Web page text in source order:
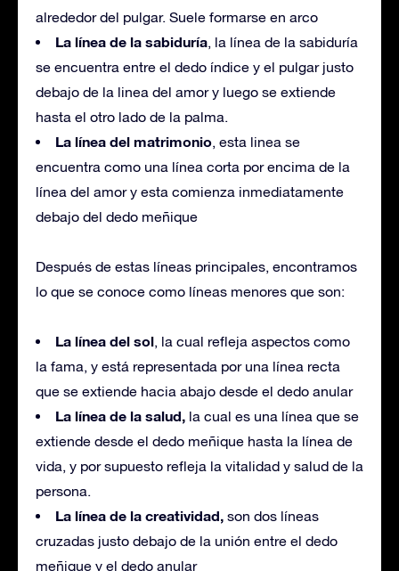
alrededor del pulgar. Suele formarse en arco
La línea de la sabiduría, la línea de la sabiduría
se encuentra entre el dedo índice y el pulgar justo
debajo de la linea del amor y luego se extiende
hasta el otro lado de la palma.
La línea del matrimonio, esta linea se
encuentra como una línea corta por encima de la
línea del amor y esta comienza inmediatamente
debajo del dedo meñique
Después de estas líneas principales, encontramos
lo que se conoce como líneas menores que son:
La línea del sol, la cual refleja aspectos como
la fama, y está representada por una línea recta
que se extiende hacia abajo desde el dedo anular
La línea de la salud, la cual es una línea que se
extiende desde el dedo meñique hasta la línea de
vida, y por supuesto refleja la vitalidad y salud de la
persona.
La línea de la creatividad, son dos líneas
cruzadas justo debajo de la unión entre el dedo
meñique y el dedo anular